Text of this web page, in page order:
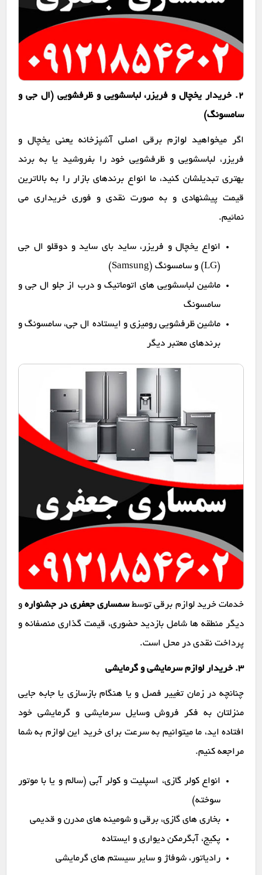
2. خریدار یخچال و فریزر، لباسشویی و ظرفشویی (ال جی و
سامسونگ)
اگر میخواهید لوازم برقی اصلی آشپزخانه یعنی یخچال و
فریزر، لباسشویی و ظرفشویی خود را بفروشید یا به برند
بهتری تبدیلشان کنید، ما انواع برندهای بازار را به بالاترین
قیمت پیشنهادی و به صورت نقدی و فوری خریداری می
نمائیم.
انواع یخچال و فریزر، ساید بای ساید و دوقلو ال جی
(LG) و سامسونگ (Samsung)
ماشین لباسشویی های اتوماتیک و درب از جلو ال جی و
سامسونگ
ماشین ظرفشویی رومیزی و ایستاده ال جی، سامسونگ و
برندهای معتبر دیگر
خدمات خرید لوازم برقی توسطسمساری جعفری در جشنوارهو
دیگر منطقه ها شامل بازدید حضوری، قیمت گذاری منصفانه و
پرداخت نقدی در محل است.
۳. خریدار لوازم سرمایشی و گرمایشی
چنانچه در زمان تغییر فصل و یا هنگام بازسازی یا جابه جایی
منزلتان به فکر فروش وسایل سرمایشی و گرمایشی خود
افتاده اید، ما میتوانیم به سرعت برای خرید این لوازم به شما
مراجعه کنیم.
انواع کولر گازی، اسپلیت و کولر آبی (سالم و یا با موتور
سوخته)
بخاری های گازی، برقی و شومینه های مدرن و قدیمی
پکیج، آبگرمکن دیواری و ایستاده
رادیاتور، شوفاژ و سایر سیستم های گرمایشی